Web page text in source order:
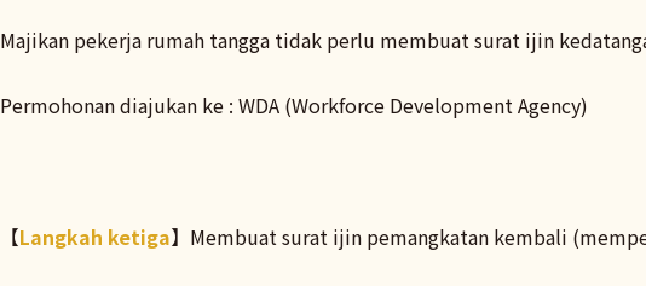
Majikan pekerja rumah tangga tidak perlu membuat surat ijin
Permohonan diajukan ke : WDA (Workforce Development Agency)
【Langkah ketiga】Membuat surat ijin pemangkatan kembali